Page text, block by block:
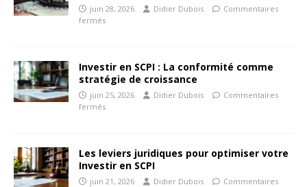
juin 28, 2026 Didier Dubois
Commentaires
fermés
Investir en SCPI : La conformité comme
stratégie de croissance
juin 25, 2026 Didier Dubois
Commentaires
fermés
Les leviers juridiques pour optimiser votre
Investir en SCPI
juin 21, 2026 Didier Dubois
Commentaires